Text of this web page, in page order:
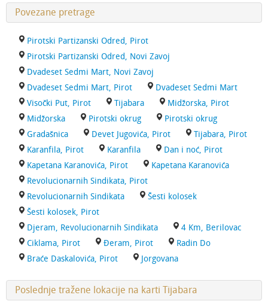
Povezane pretrage
Pirotski Partizanski Odred, Pirot
Pirotski Partizanski Odred, Novi Zavoj
Dvadeset Sedmi Mart, Novi Zavoj
Dvadeset Sedmi Mart, Pirot
Dvadeset Sedmi Mart
Visočki Put, Pirot
Tijabara
Midžorska, Pirot
Midžorska
Pirotski okrug
Pirotski okrug
Gradašnica
Devet Jugovića, Pirot
Tijabara, Pirot
Karanfila, Pirot
Karanfila
Dan i noć, Pirot
Kapetana Karanovića, Pirot
Kapetana Karanovića
Revolucionarnih Sindikata, Pirot
Revolucionarnih Sindikata
Šesti kolosek
Šesti kolosek, Pirot
Djeram, Revolucionarnih Sindikata
4 Km, Berilovac
Ciklama, Pirot
Đeram, Pirot
Radin Do
Braće Daskalovića, Pirot
Jorgovana
Poslednje tražene lokacije na karti Tijabara